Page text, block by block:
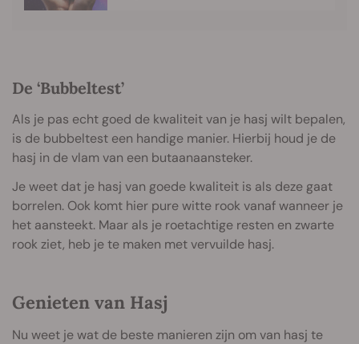
De ‘Bubbeltest’
Als je pas echt goed de kwaliteit van je hasj wilt bepalen,
is de bubbeltest een handige manier. Hierbij houd je de
hasj in de vlam van een butaanaansteker.
Je weet dat je hasj van goede kwaliteit is als deze gaat
borrelen. Ook komt hier pure witte rook vanaf wanneer je
het aansteekt. Maar als je roetachtige resten en zwarte
rook ziet, heb je te maken met vervuilde hasj.
Genieten van Hasj
Nu weet je wat de beste manieren zijn om van hasj te